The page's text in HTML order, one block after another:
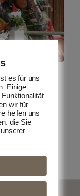
Volk in
es für uns
Einige
wir für
helfen uns
die Sie